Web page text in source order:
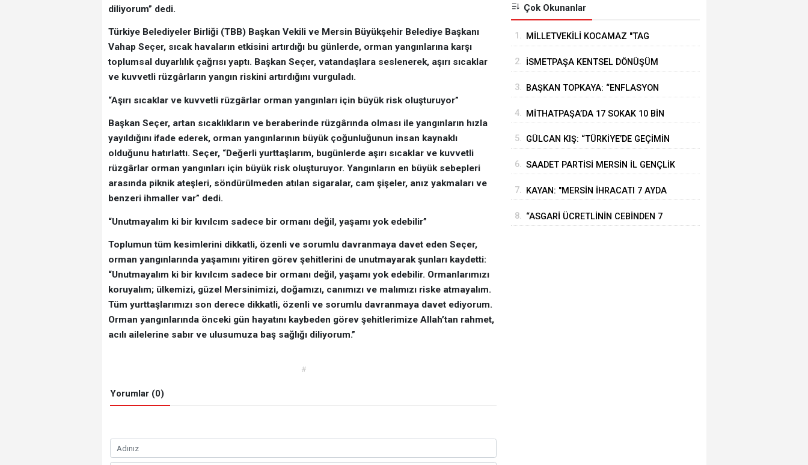
diliyorum” dedi.
Türkiye Belediyeler Birliği (TBB) Başkan Vekili ve Mersin Büyükşehir Belediye Başkanı
Vahap Seçer, sıcak havaların etkisini artırdığı bu günlerde, orman yangınlarına karşı
toplumsal duyarlılık çağrısı yaptı. Başkan Seçer, vatandaşlara seslenerek, aşırı sıcaklar
ve kuvvetli rüzgârların yangın riskini artırdığını vurguladı.
“Aşırı sıcaklar ve kuvvetli rüzgârlar orman yangınları için büyük risk oluşturuyor”
Başkan Seçer, artan sıcaklıkların ve beraberinde rüzgârında olması ile yangınların hızla
yayıldığını ifade ederek, orman yangınlarının büyük çoğunluğunun insan kaynaklı
olduğunu hatırlattı. Seçer, “Değerli yurttaşlarım, bugünlerde aşırı sıcaklar ve kuvvetli
rüzgârlar orman yangınları için büyük risk oluşturuyor. Yangınların en büyük sebepleri
arasında piknik ateşleri, söndürülmeden atılan sigaralar, cam şişeler, anız yakmaları ve
benzeri ihmaller var” dedi.
“Unutmayalım ki bir kıvılcım sadece bir ormanı değil, yaşamı yok edebilir”
Toplumun tüm kesimlerini dikkatli, özenli ve sorumlu davranmaya davet eden Seçer,
orman yangınlarında yaşamını yitiren görev şehitlerini de unutmayarak şunları kaydetti:
“Unutmayalım ki bir kıvılcım sadece bir ormanı değil, yaşamı yok edebilir. Ormanlarımızı
koruyalım; ülkemizi, güzel Mersinimizi, doğamızı, canımızı ve malımızı riske atmayalım.
Tüm yurttaşlarımızı son derece dikkatli, özenli ve sorumlu davranmaya davet ediyorum.
Orman yangınlarında önceki gün hayatını kaybeden görev şehitlerimize Allah’tan rahmet,
acılı ailelerine sabır ve ulusumuza baş sağlığı diliyorum.”
#
Yorumlar (0)
Çok Okunanlar
1. MİLLETVEKİLİ KOCAMAZ "TAG
2. İSMETPAŞA KENTSEL DÖNÜŞÜM
3. BAŞKAN TOPKAYA: “ENFLASYON
OLUMSUZ ETKİLİYOR”
4. MİTHATPAŞA’DA 17 SOKAK 10 BİN
5. GÜLCAN KIŞ: “TÜRKİYE’DE GEÇİMİN
6. SAADET PARTİSİ MERSİN İL GENÇLİK
7. KAYAN: "MERSİN İHRACATI 7 AYDA
8. “ASGARİ ÜCRETLİNİN CEBİNDEN 7